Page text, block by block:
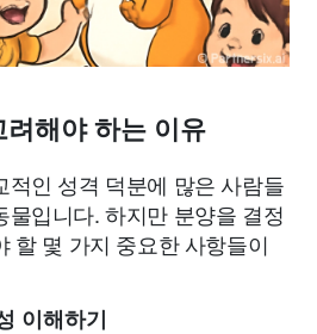
해야 하는 이유
적인 성격 덕분에 많은 사람들
물입니다. 하지만 분양을 결정
할 몇 가지 중요한 사항들이
이해하기